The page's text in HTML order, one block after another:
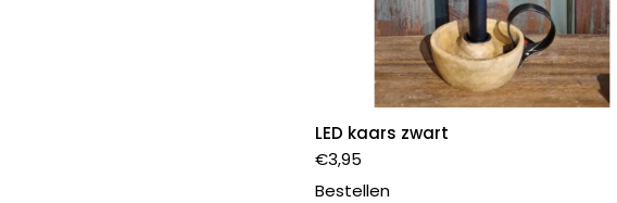
LED kaars zwart
€3,95
Bestellen